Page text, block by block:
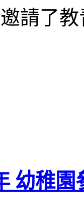
請了
幼稚